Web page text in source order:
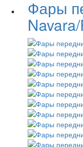
Фары